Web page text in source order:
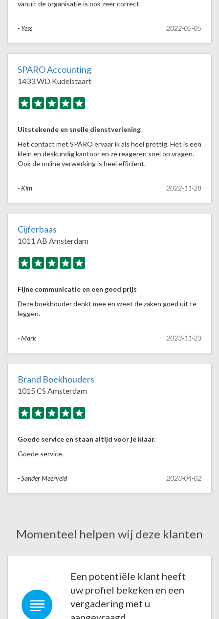
vanuit de organisatie is ook zeer correct.
- Yess 2022-05-05
SPARO Accounting
1433 WD Kudelstaart
Uitstekende en snelle dienstverlening
Het contact met SPARO ervaar ik als heel prettig. Het is een
klein en deskundig kantoor en ze reageren snel op vragen.
Ook de online verwerking is heel efficient.
- Kim 2022-11-28
Cijferbaas
1011 AB Amsterdam
Fijne communicatie en een goed prijs
Deze boekhouder denkt mee en weet de zaken goed uit te
leggen.
- Mark 2023-11-23
Brand Boekhouders
1015 CS Amsterdam
Goede service en staan altijd voor je klaar.
Goede service.
- Sander Meerveld 2023-04-02
Momenteel helpen wij deze klanten
Een potentiële klant heeft
uw profiel bekeken en een
vergadering met u